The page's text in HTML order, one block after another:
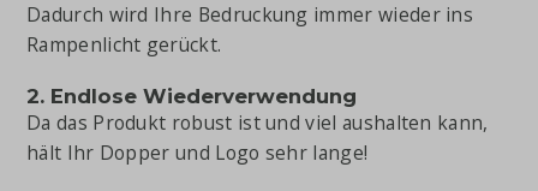
Dadurch wird Ihre Bedruckung immer wieder ins
Rampenlicht gerückt.
2. Endlose Wiederverwendung
Da das Produkt robust ist und viel aushalten kann,
hält Ihr Dopper und Logo sehr lange!